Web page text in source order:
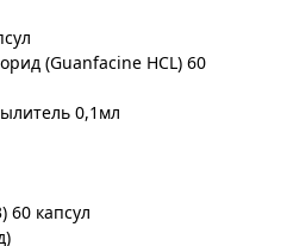
(Guanfacine HCL) 60
0,1мл
60 капсул